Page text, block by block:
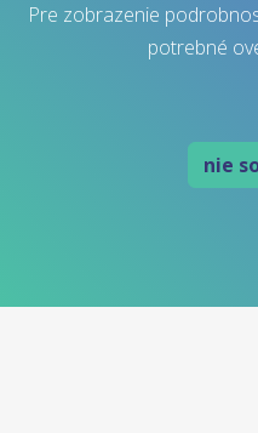
Pre zobrazenie
potrebné
nie